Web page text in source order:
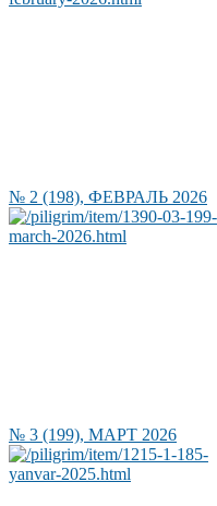
№ 2 (198), ФЕВРАЛЬ 2026
№ 3 (199), МАРТ 2026